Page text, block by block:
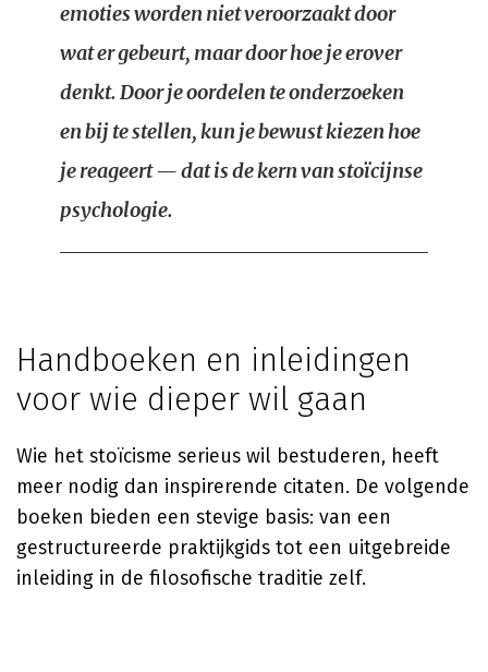
emoties worden niet veroorzaakt door
wat er gebeurt, maar door hoe je erover
denkt. Door je oordelen te onderzoeken
en bij te stellen, kun je bewust kiezen hoe
je reageert — dat is de kern van stoïcijnse
psychologie.
Handboeken en inleidingen
voor wie dieper wil gaan
Wie het stoïcisme serieus wil bestuderen, heeft
meer nodig dan inspirerende citaten. De volgende
boeken bieden een stevige basis: van een
gestructureerde praktijkgids tot een uitgebreide
inleiding in de filosofische traditie zelf.